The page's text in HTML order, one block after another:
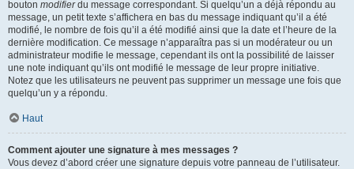
bouton modifierdu message correspondant. Si quelqu’un a déjà répondu au
message, un petit texte s’affichera en bas du message indiquant qu’il a été
modifié, le nombre de fois qu’il a été modifié ainsi que la date et l’heure de la
dernière modification. Ce message n’apparaîtra pas si un modérateur ou un
administrateur modifie le message, cependant ils ont la possibilité de laisser
une note indiquant qu’ils ont modifié le message de leur propre initiative.
Notez que les utilisateurs ne peuvent pas supprimer un message une fois que
quelqu’un y a répondu.
Haut
Comment ajouter une signature à mes messages ?
Vous devez d’abord créer une signature depuis votre panneau de l’utilisateur.